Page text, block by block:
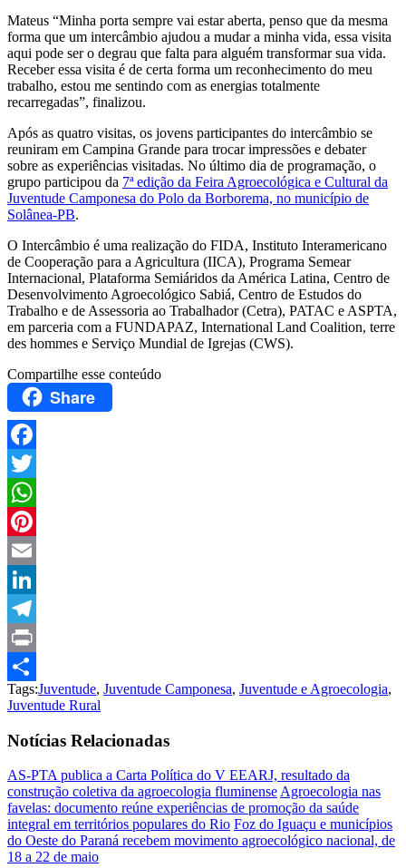
Mateus “Minha porta sempre vai estar aberta, penso que da mesma
forma que um intercâmbio ajudou a mudar a minha vida, essa visita
aqui pode ser o degrau que falta para alguém transformar sua vida.
Receber essa visita é de certa forma um reconhecimento do meu
trabalho, estou me sentindo com as energias totalmente
recarregadas”, finalizou.
Após as quatro visitas, os jovens participantes do intercâmbio se
reuniram em Campina Grande para trocar impressões e debater
sobre as experiências visitadas. No último dia de programação, o
grupo participou da 7ª edição da Feira Agroecológica e Cultural da
Juventude Camponesa do Polo da Borborema, no município de
Solânea-PB.
O Intercâmbio é uma realização do FIDA, Instituto Interamericano
de Cooperação para a Agricultura (IICA), Programa Semear
Internacional, Plataforma Semiáridos da América Latina, Centro de
Desenvolvimento Agroecológico Sabiá, Centro de Estudos do
Trabalho e de Assessoria ao Trabalhador (Cetra), PATAC e ASPTA,
em parceria com a FUNDAPAZ, International Land Coalition, terre
des hommes e Serviço Mundial de Igrejas (CWS).
Compartilhe esse conteúdo
Share
Facebook
Twitter
WhatsApp
Pinterest
Email
LinkedIn
Telegram
Print
Compartilhar
Tags:Juventude, Juventude Camponesa, Juventude e Agroecologia,
Juventude Rural
Notícias Relacionadas
AS-PTA publica a Carta Política do V EEARJ, resultado da
construção coletiva da agroecologia fluminenseAgroecologia nas
favelas: documento reúne experiências de promoção da saúde
integral em territórios populares do Rio Foz do Iguaçu e municípios
do Oeste do Paraná recebem movimento agroecológico nacional, de
18 a 22 de maio